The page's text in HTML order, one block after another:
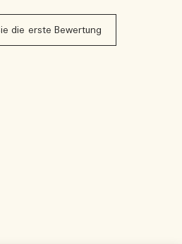
die erste Bewertung